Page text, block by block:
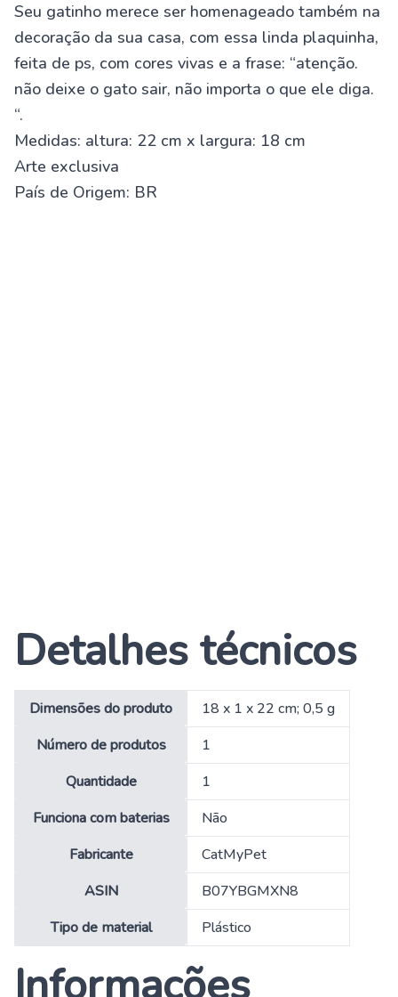
Seu gatinho merece ser homenageado também na
decoração da sua casa, com essa linda plaquinha,
feita de ps, com cores vivas e a frase: “atenção.
não deixe o gato sair, não importa o que ele diga.
“.
Medidas: altura: 22 cm x largura: 18 cm
Arte exclusiva
País de Origem: BR
Detalhes técnicos
Dimensões do produto
‎18 x 1 x 22 cm; 0,5 g
Número de produtos
‎1
Quantidade
‎1
Funciona com baterias
‎Não
Fabricante
‎CatMyPet
ASIN
‎B07YBGMXN8
Tipo de material
‎Plástico